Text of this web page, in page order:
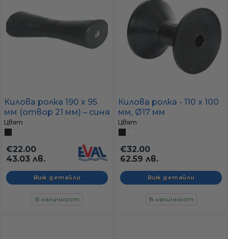
Килова ролка 190 x 95
мм (отвор 21 мм) – синя
или бяла
Цвят
€22.00
43.03 лв.
Виж детайли
В наличност
Килова ролка - 110 x 100
мм, Ø17 мм
Цвят
€32.00
62.59 лв.
Виж детайли
В наличност